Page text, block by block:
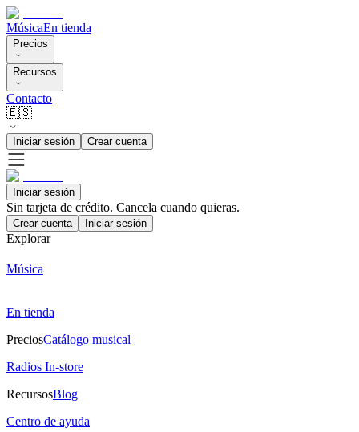
MúsicaEn tienda
Precios
Recursos
Contacto
🇪🇸
Iniciar sesión Crear cuenta
Iniciar sesión
Sin tarjeta de crédito. Cancela cuando quieras.
Crear cuenta Iniciar sesión
Explorar
Música
En tienda
PreciosCatálogo musical
Radios In-store
RecursosBlog
Centro de ayuda